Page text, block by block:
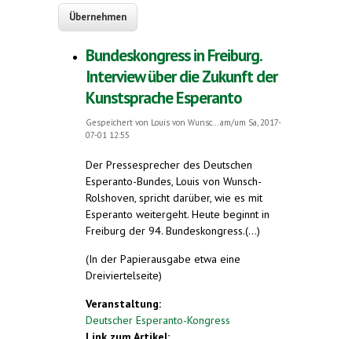
Bundeskongress in Freiburg.
Interview über die Zukunft der
Kunstsprache Esperanto
Gespeichert von Louis von Wunsc...am/um Sa, 2017-
07-01 12:55
Der Pressesprecher des Deutschen
Esperanto-Bundes, Louis von Wunsch-
Rolshoven, spricht darüber, wie es mit
Esperanto weitergeht. Heute beginnt in
Freiburg der 94. Bundeskongress.(...)
(In der Papierausgabe etwa eine
Dreiviertelseite)
Veranstaltung:
Deutscher Esperanto-Kongress